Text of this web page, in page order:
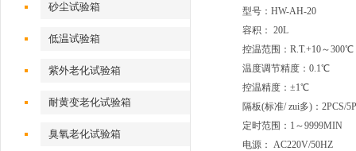
砂尘试验箱
低温试验箱
紫外老化试验箱
耐黄变老化试验箱
臭氧老化试验箱
型号：HW-AH-20
容积： 20L
控温范围：R.T.+10～300℃
温度调节精度：0.1℃
控温精度：±1℃
隔板(标准/ zui多)：2PCS/
定时范围：1～9999MIN
电源： AC220V/50HZ